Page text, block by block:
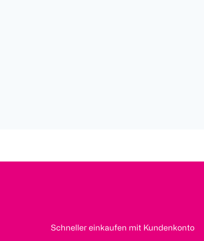
Schneller einkaufen mit Kundenkonto